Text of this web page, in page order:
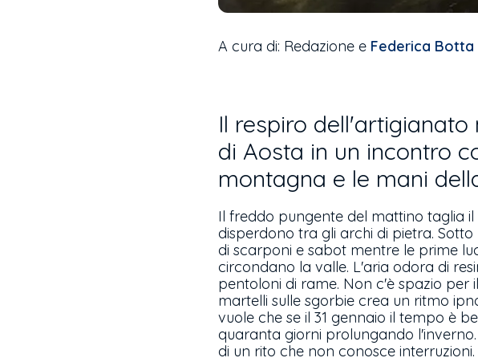
A cura di: Redazione e Federica Botta
Il respiro
di Aosta in un incontro
montagna e le mani
Il freddo pungente del mattino taglia
disperdono tra gli archi di pietra.
di scarponi e sabot mentre le prime
circondano la valle. L'aria odora di
pentoloni di rame. Non c'è spazio per
martelli sulle sgorbie crea un ritmo
vuole che se il 31 gennaio il tempo è
quaranta giorni prolungando
di un rito che non conosce interruzioni.